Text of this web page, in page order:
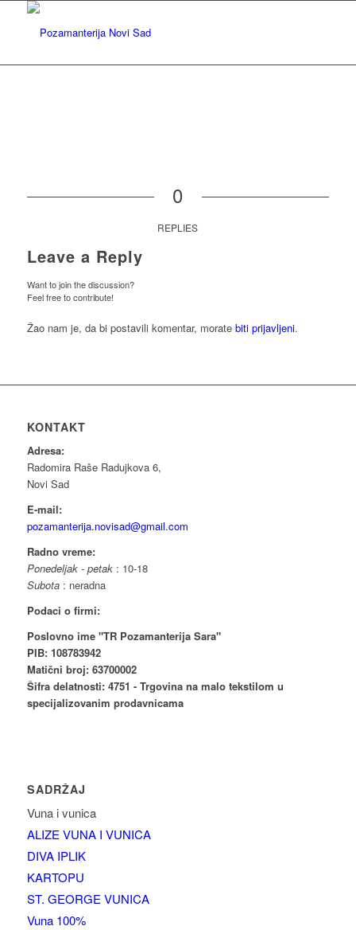
0
REPLIES
Leave a Reply
Want to join the discussion?
Feel free to contribute!
Žao nam je, da bi postavili komentar, morate biti prijavljeni.
KONTAKT
Adresa:
Radomira Raše Radujkova 6,
Novi Sad
E-mail:
pozamanterija.novisad@gmail.com
Radno vreme:
Ponedeljak - petak: 10-18
Subota: neradna
Podaci o firmi:
Poslovno ime "TR Pozamanterija Sara"
PIB: 108783942
Matični broj: 63700002
Šifra delatnosti: 4751 - Trgovina na malo tekstilom u
specijalizovanim prodavnicama
SADRŽAJ
Vuna i vunica
ALIZE VUNA I VUNICA
DIVA IPLIK
KARTOPU
ST. GEORGE VUNICA
Vuna 100%